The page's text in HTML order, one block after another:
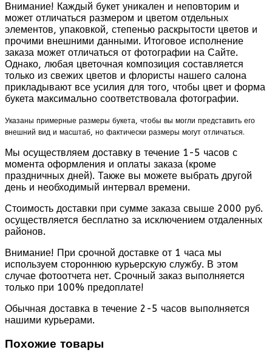
Внимание! Каждый букет уникален и неповторим и
может отличаться размером и цветом отдельных
элементов, упаковкой, степенью раскрытости цветов и
прочими внешними данными. Итоговое исполнение
заказа может отличаться от фотографии на Сайте.
Однако, любая цветочная композиция составляется
только из свежих цветов и флористы нашего салона
прикладывают все усилия для того, чтобы цвет и форма
букета максимально соответствовала фотографии.
Указаны примерные размеры букета, чтобы вы могли представить его
внешний вид и масштаб, но фактически размеры могут отличаться.
Мы осуществляем доставку в течение 1-5 часов с
момента оформления и оплаты заказа (кроме
праздничных дней). Также вы можете выбрать другой
день и необходимый интервал времени.
Стоимость доставки при сумме заказа свыше 2000 руб.
осуществляется бесплатно за исключением отдаленных
районов.
Внимание! При срочной доставке от 1 часа мы
используем стороннюю курьерскую службу. В этом
случае фотоотчета нет. Срочный заказ выполняется
только при 100% предоплате!
Обычная доставка в течение 2-5 часов выполняется
нашими курьерами.
Похожие товары